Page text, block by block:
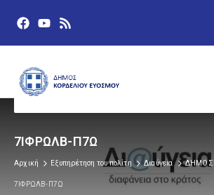
7ΙΦΡΩΛΒ-Π7Ω
Αρχική Εξυπηρέτηση του πολίτη Διαύγεια
7ΙΦΡΩΛΒ-Π7Ω